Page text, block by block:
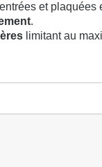
et
.
limitant au